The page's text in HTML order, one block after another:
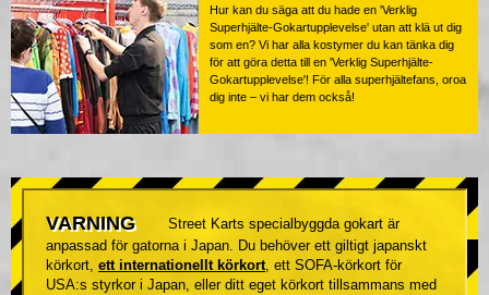
Hur kan du säga att du hade en 'Verklig
Superhjälte-Gokartupplevelse' utan att klä ut dig
som en? Vi har alla kostymer du kan tänka dig
för att göra detta till en 'Verklig Superhjälte-
Gokartupplevelse'! För alla superhjältefans, oroa
dig inte – vi har dem också!
VARNING
Street Karts specialbyggda gokart är
anpassad för gatorna i Japan. Du behöver ett giltigt japanskt
körkort, ett internationellt körkort, ett SOFA-körkort för
USA:s styrkor i Japan, eller ditt eget körkort tillsammans med